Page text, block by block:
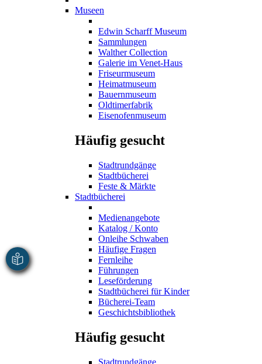
Museen
Edwin Scharff Museum
Sammlungen
Walther Collection
Galerie im Venet-Haus
Friseurmuseum
Heimatmuseum
Bauernmuseum
Oldtimerfabrik
Eisenofenmuseum
Häufig gesucht
Stadtrundgänge
Stadtbücherei
Feste & Märkte
Stadtbücherei
Medienangebote
Katalog / Konto
Onleihe Schwaben
Häufige Fragen
Fernleihe
Führungen
Leseförderung
Stadtbücherei für Kinder
Bücherei-Team
Geschichtsbibliothek
Häufig gesucht
Stadtrundgänge